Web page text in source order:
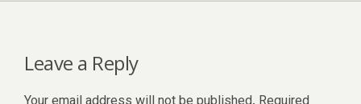
Leave a Reply